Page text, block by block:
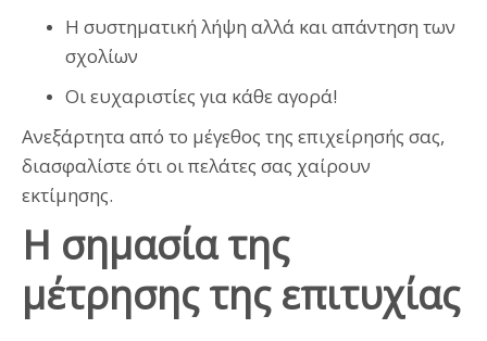
Η συστηματική λήψη αλλά και απάντηση των
σχολίων
Οι ευχαριστίες για κάθε αγορά!
Ανεξάρτητα από το μέγεθος της επιχείρησής σας,
διασφαλίστε ότι οι πελάτες σας χαίρουν
εκτίμησης.
Η σημασία της
μέτρησης της επιτυχίας